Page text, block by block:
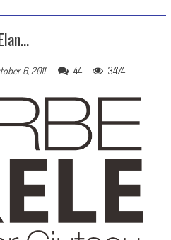
6, 2011 44 3474